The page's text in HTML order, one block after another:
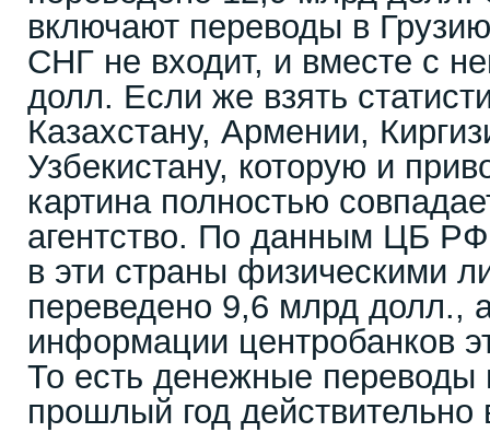
включают переводы в
СНГ не входит, и вместе с
долл. Если же взять
Казахстану, Армении,
Узбекистану, которую и
картина полностью
агентство. По данным ЦБ РФ
в эти страны физическими
переведено 9,6 млрд долл.,
информации центробанков
То есть денежные переводы
прошлый год